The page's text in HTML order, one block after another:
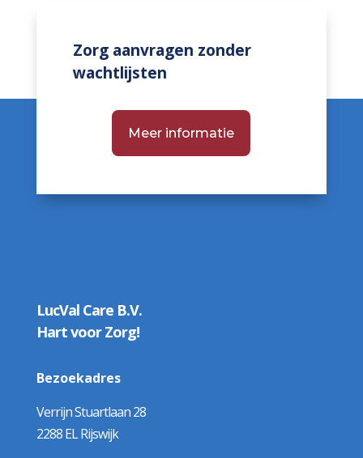
Zorg aanvragen zonder
wachtlijsten
Meer informatie
LucVal Care B.V.
Hart voor Zorg!
Bezoekadres
Verrijn Stuartlaan 28
2288 EL Rijswijk